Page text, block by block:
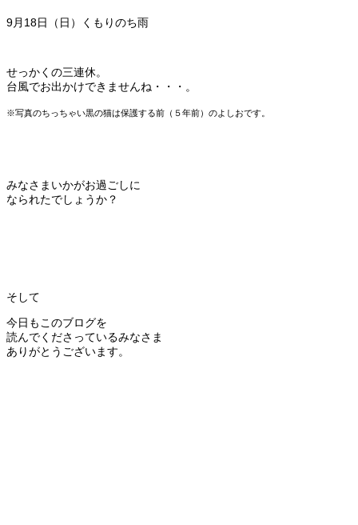
9月18日（日）くもりのち雨
せっかくの三連休。
台風でお出かけできませんね・・・。
※写真のちっちゃい黒の猫は保護する前（５年前）のよしおです。
みなさまいかがお過ごしに
なられたでしょうか？
そして
今日もこのブログを
読んでくださっているみなさま
ありがとうございます。